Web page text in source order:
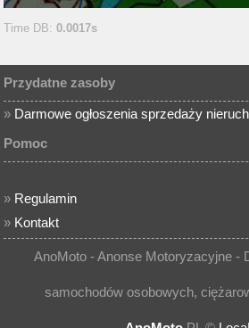
Time DB:0.0017s
Przydatne zasoby
» Darmowe ogłoszenia sprzedaży
Pomoc
» Regulamin
» Kontakt
AnoMoto - Anonse Motoryzacyjne -
samochodów osobowych,